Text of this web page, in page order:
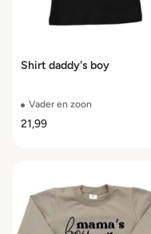
Shirt daddy's boy
Vader en zoon
21,99